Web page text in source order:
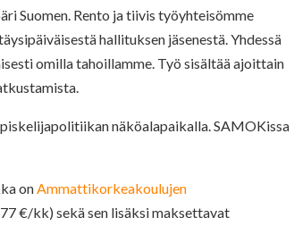
Suomen. Rento ja tiivis työyhteisömme
hallituksen jäsenestä. Yhdessä
omilla tahoillamme. Työ sisältää ajoittain
näköalapaikalla. SAMOKissa
onAmmattikorkeakoulujen
€/kk) sekä sen lisäksi maksettavat